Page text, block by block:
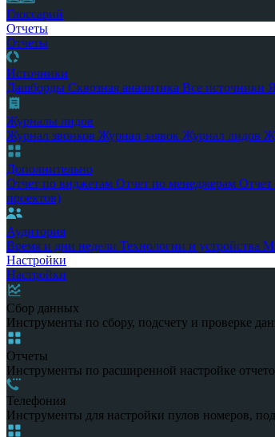
Глоссарий
Отчеты
Отчеты
Источники
Дашборды Сквозная аналитика Все источники
Журналы лидов
Журнал звонков Журнал заявок Журнал лидов
Дополнительно
Отчет по виджетам Отчет по менеджерам Отчет
проектов)
Аудитория
Время и дни недели Технологии и устройства
Настройки
Настройки
Сбор данных
Инструменты по сбору, подсчету и проверке
Отчеты
Инструменты по расширенной настройке
Телефония
Инструменты для настройки пулов номеров,